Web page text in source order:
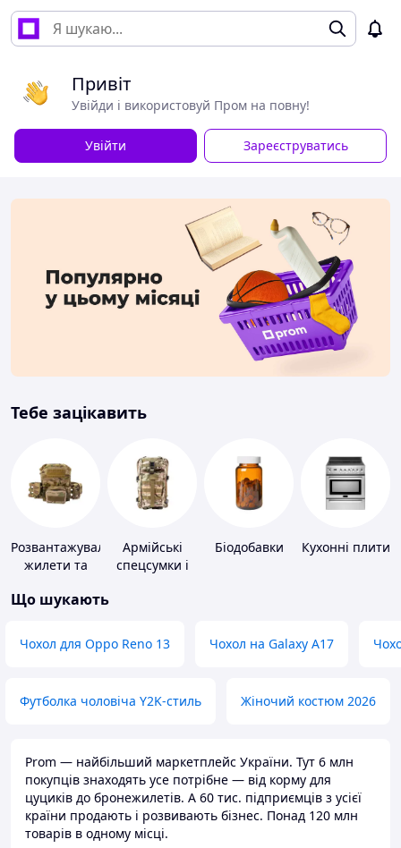
Привіт
Увійди і використовуй Пром на повну!
Увійти Зареєструватись
Тебе зацікавить
Розвантажувальні
жилети та
без плит
Армійські
спецсумки і
Біодобавки Кухонні плити
Що шукають
Чохол для Oppo Reno 13 Чохол на Galaxy A17
Футболка чоловіча Y2K-стиль Жіночий костюм 2026
Prom — найбільший маркетплейс України. Тут 6 млн
покупців знаходять усе потрібне — від корму для
цуциків до бронежилетів. А 60 тис. підприємців з усієї
країни продають і розвивають бізнес. Понад 120 млн
товарів в одному місці.